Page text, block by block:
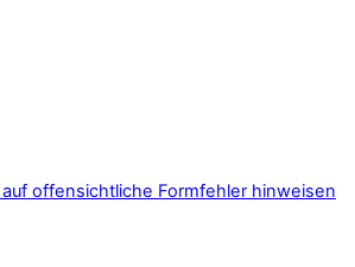
offensichtliche Formfehler hinweisen